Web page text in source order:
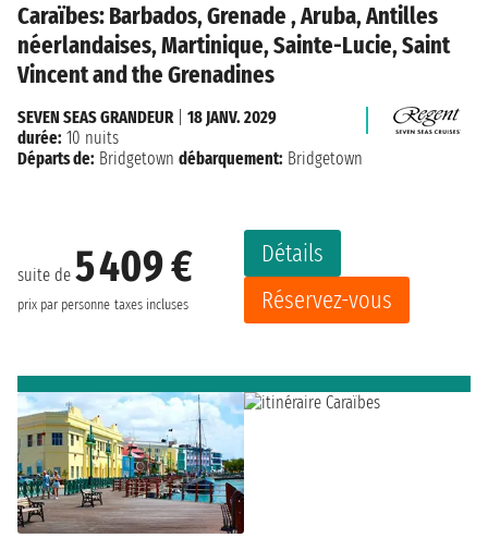
Caraïbes: Barbados, Grenade , Aruba, Antilles
néerlandaises, Martinique, Sainte-Lucie, Saint
Vincent and the Grenadines
suite de 5 409 €
prix par personne taxes incluses
Détails
Réservez-vous
SEVEN SEAS GRANDEUR| 18 JANV. 2029
durée: 10 nuits
Départs de: Bridgetown débarquement: Bridgetown